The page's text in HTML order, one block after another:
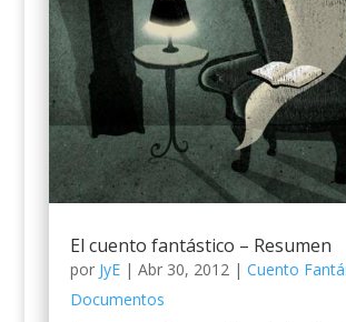
El cuento fantástico – Resumen
por JyE| Abr 30, 2012| Cuento
Documentos